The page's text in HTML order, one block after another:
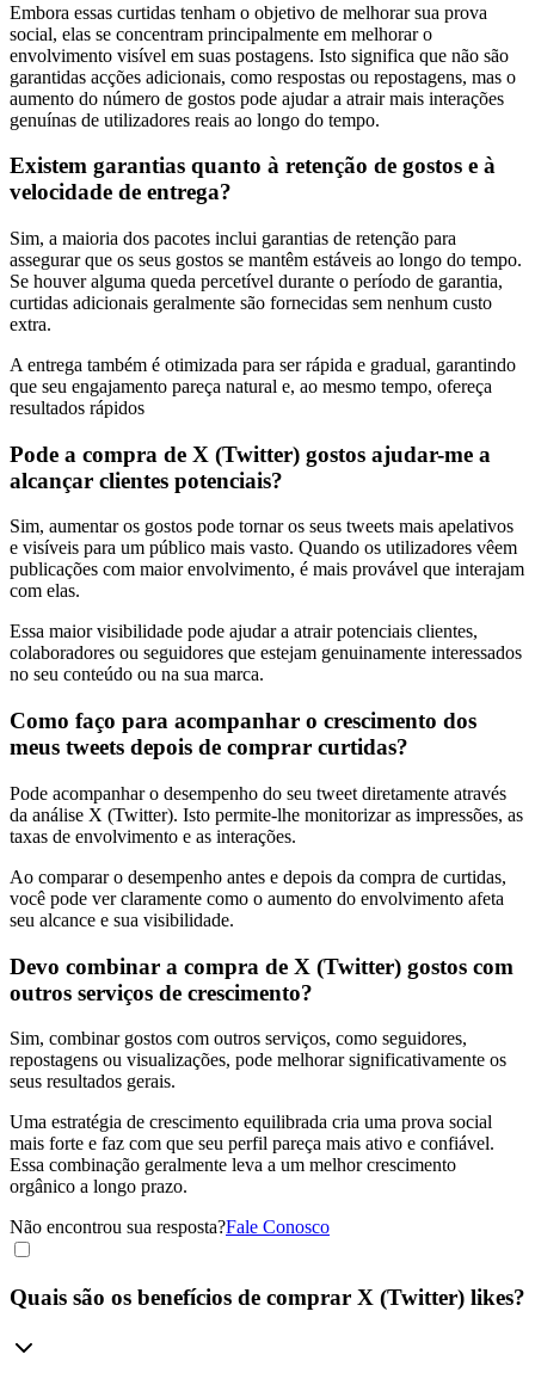
Embora essas curtidas tenham o objetivo de melhorar sua prova
social, elas se concentram principalmente em melhorar o
envolvimento visível em suas postagens. Isto significa que não são
garantidas acções adicionais, como respostas ou repostagens, mas o
aumento do número de gostos pode ajudar a atrair mais interações
genuínas de utilizadores reais ao longo do tempo.
Existem garantias quanto à retenção de gostos e à
velocidade de entrega?
Sim, a maioria dos pacotes inclui garantias de retenção para
assegurar que os seus gostos se mantêm estáveis ao longo do tempo.
Se houver alguma queda percetível durante o período de garantia,
curtidas adicionais geralmente são fornecidas sem nenhum custo
extra.
A entrega também é otimizada para ser rápida e gradual, garantindo
que seu engajamento pareça natural e, ao mesmo tempo, ofereça
resultados rápidos
Pode a compra de X (Twitter) gostos ajudar-me a
alcançar clientes potenciais?
Sim, aumentar os gostos pode tornar os seus tweets mais apelativos
e visíveis para um público mais vasto. Quando os utilizadores vêem
publicações com maior envolvimento, é mais provável que interajam
com elas.
Essa maior visibilidade pode ajudar a atrair potenciais clientes,
colaboradores ou seguidores que estejam genuinamente interessados
no seu conteúdo ou na sua marca.
Como faço para acompanhar o crescimento dos
meus tweets depois de comprar curtidas?
Pode acompanhar o desempenho do seu tweet diretamente através
da análise X (Twitter). Isto permite-lhe monitorizar as impressões, as
taxas de envolvimento e as interações.
Ao comparar o desempenho antes e depois da compra de curtidas,
você pode ver claramente como o aumento do envolvimento afeta
seu alcance e sua visibilidade.
Devo combinar a compra de X (Twitter) gostos com
outros serviços de crescimento?
Sim, combinar gostos com outros serviços, como seguidores,
repostagens ou visualizações, pode melhorar significativamente os
seus resultados gerais.
Uma estratégia de crescimento equilibrada cria uma prova social
mais forte e faz com que seu perfil pareça mais ativo e confiável.
Essa combinação geralmente leva a um melhor crescimento
orgânico a longo prazo.
Não encontrou sua resposta?Fale Conosco
Quais são os benefícios de comprar X (Twitter) likes?